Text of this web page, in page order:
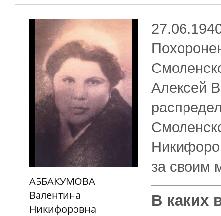
АББАКУМОВА
Валентина
Никифоровна
Алексей
за своим
В каких